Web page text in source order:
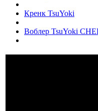
Кренк TsuYoki
Воблер TsuYoki